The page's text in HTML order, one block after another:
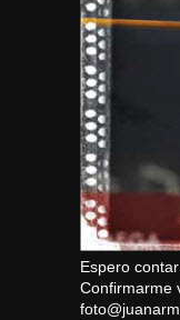
Espero
Confirmarme